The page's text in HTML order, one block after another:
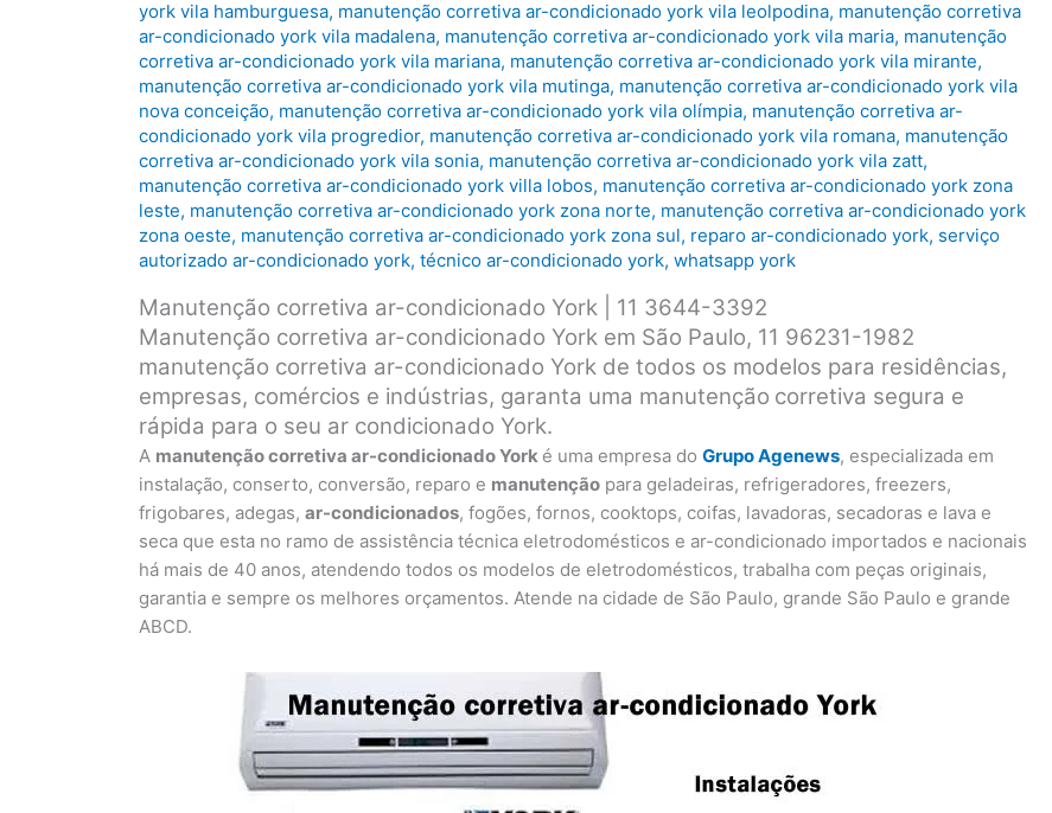
york vila hamburguesa, manutenção corretiva ar-condicionado york vila leolpodina, manutenção corretiva
ar-condicionado york vila madalena, manutenção corretiva ar-condicionado york vila maria, manutenção
corretiva ar-condicionado york vila mariana, manutenção corretiva ar-condicionado york vila mirante,
manutenção corretiva ar-condicionado york vila mutinga, manutenção corretiva ar-condicionado york vila
nova conceição, manutenção corretiva ar-condicionado york vila olímpia, manutenção corretiva ar-
condicionado york vila progredior, manutenção corretiva ar-condicionado york vila romana, manutenção
corretiva ar-condicionado york vila sonia, manutenção corretiva ar-condicionado york vila zatt,
manutenção corretiva ar-condicionado york villa lobos, manutenção corretiva ar-condicionado york zona
leste, manutenção corretiva ar-condicionado york zona norte, manutenção corretiva ar-condicionado york
zona oeste, manutenção corretiva ar-condicionado york zona sul, reparo ar-condicionado york, serviço
autorizado ar-condicionado york, técnico ar-condicionado york, whatsapp york
Manutenção corretiva ar-condicionado York | 11 3644-3392
Manutenção corretiva ar-condicionado York em São Paulo, 11 96231-1982
manutenção corretiva ar-condicionado York de todos os modelos para residências,
empresas, comércios e indústrias, garanta uma manutenção corretiva segura e
rápida para o seu ar condicionado York.
A manutenção corretiva ar-condicionado York é uma empresa do Grupo Agenews, especializada em
instalação, conserto, conversão, reparo e manutenção para geladeiras, refrigeradores, freezers,
frigobares, adegas, ar-condicionados, fogões, fornos, cooktops, coifas, lavadoras, secadoras e lava e
seca que esta no ramo de assistência técnica eletrodomésticos e ar-condicionado importados e nacionais
há mais de 40 anos, atendendo todos os modelos de eletrodomésticos, trabalha com peças originais,
garantia e sempre os melhores orçamentos. Atende na cidade de São Paulo, grande São Paulo e grande
ABCD.